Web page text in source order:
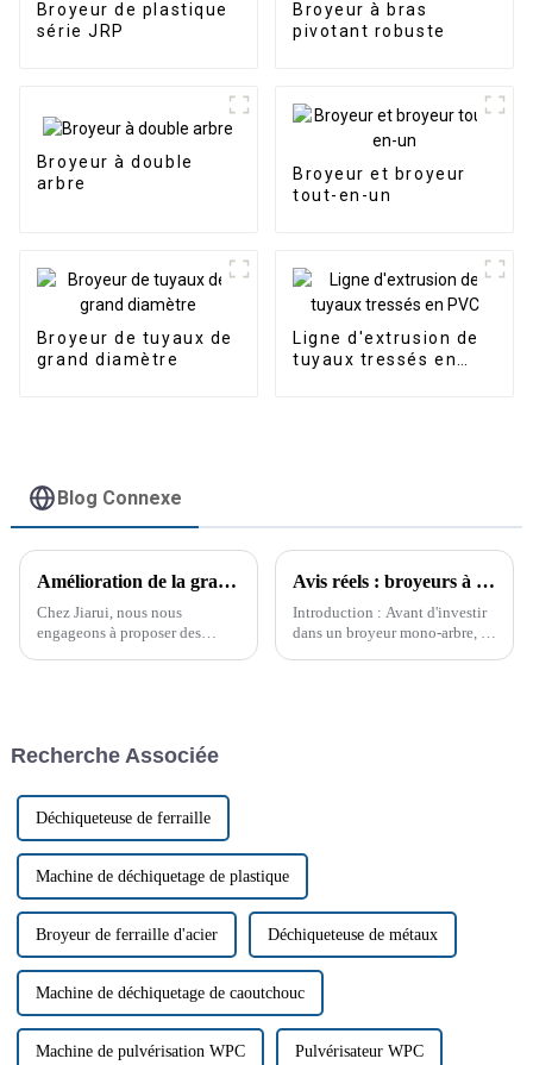
Broyeur de plastique
série JRP
Broyeur à bras
pivotant robuste
Broyeur à double
arbre
Broyeur et broyeur
tout-en-un
Broyeur de tuyaux de
grand diamètre
Ligne d'extrusion de
tuyaux tressés en
Blog Connexe
Amélioration de la granulation du PET grâce à la ligne de granulation PET de Jiarui
Chez Jiarui, nous nous
engageons à proposer des
Avis réels : broyeurs à arbre unique
Introduction : Avant d'investir
dans un broyeur mono-arbre, il
Recherche Associée
Déchiqueteuse de ferraille
Machine de déchiquetage de plastique
Broyeur de ferraille d'acier Déchiqueteuse de métaux
Machine de déchiquetage de caoutchouc
Machine de pulvérisation WPC Pulvérisateur WPC